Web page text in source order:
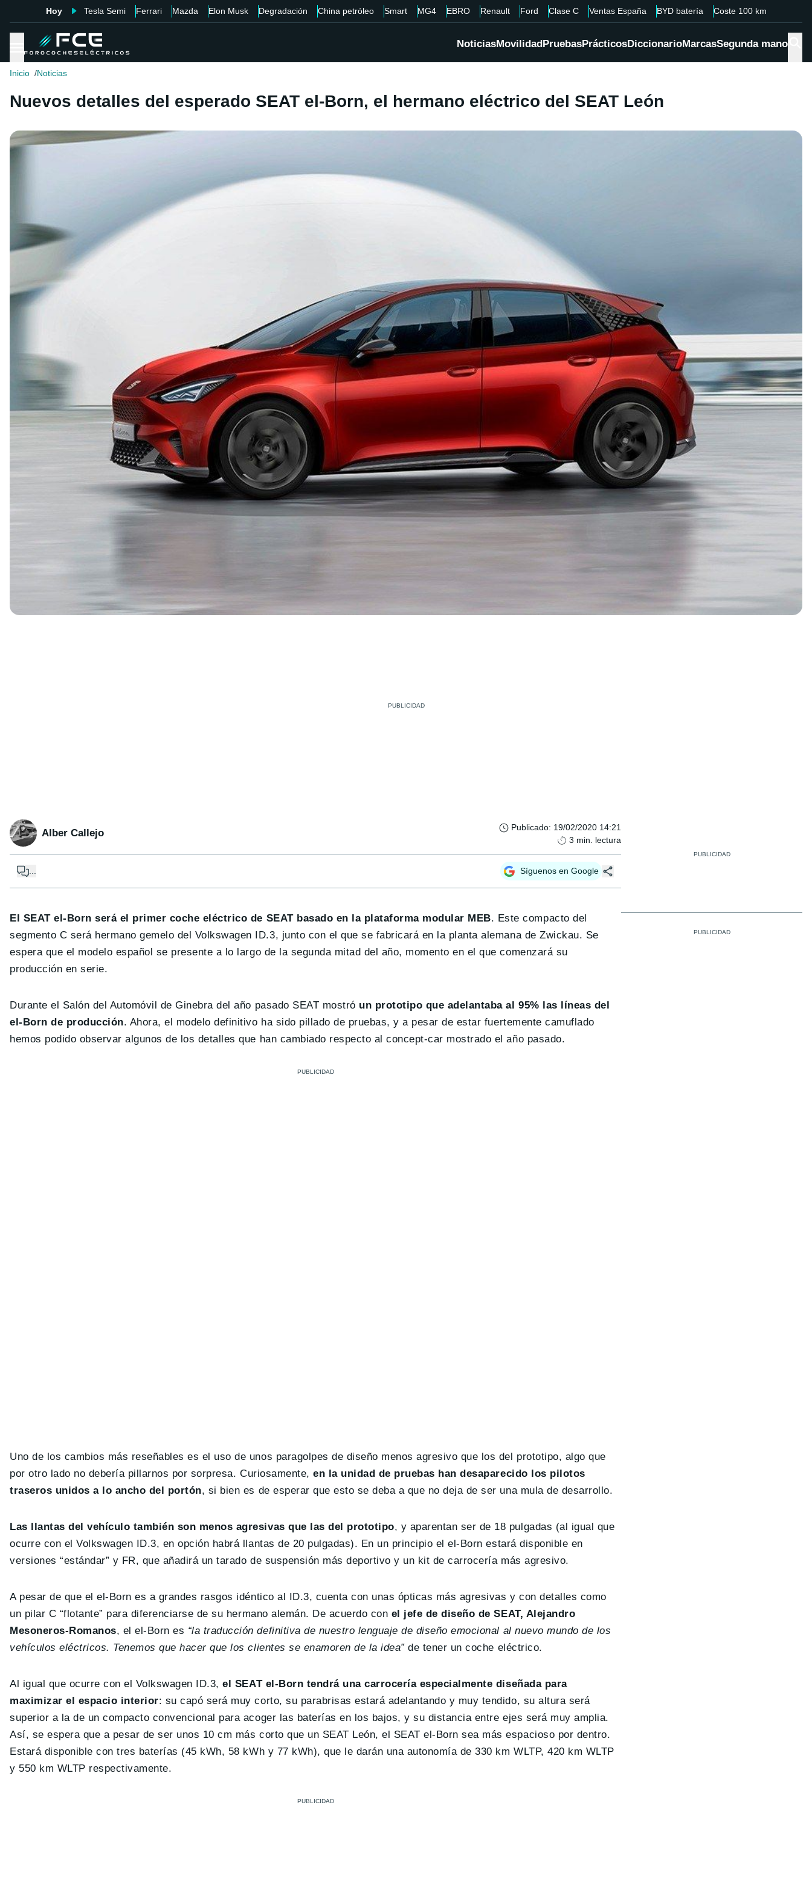
Hoy Tesla Semi Ferrari Mazda Elon Musk Degradación China petróleo Smart MG4 EBRO Renault Ford Clase C Ventas España BYD batería Coste 100 km
NoticiasMovilidadPruebasPrácticosDiccionarioMarcasSegunda mano
Inicio Noticias
Nuevos detalles del esperado SEAT el-Born, el hermano eléctrico del SEAT León
Alber Callejo Publicado: 19/02/2020 14:21
3 min. lectura
... Síguenos en Google
El SEAT el-Born será el primer coche eléctrico de SEAT basado en la plataforma modular MEB. Este compacto del
segmento C será hermano gemelo del Volkswagen ID.3, junto con el que se fabricará en la planta alemana de Zwickau. Se
espera que el modelo español se presente a lo largo de la segunda mitad del año, momento en el que comenzará su
producción en serie.
Durante el Salón del Automóvil de Ginebra del año pasado SEAT mostró un prototipo que adelantaba al 95% las líneas del
el-Born de producción. Ahora, el modelo definitivo ha sido pillado de pruebas, y a pesar de estar fuertemente camuflado
hemos podido observar algunos de los detalles que han cambiado respecto al concept-car mostrado el año pasado.
Uno de los cambios más reseñables es el uso de unos paragolpes de diseño menos agresivo que los del prototipo, algo que
por otro lado no debería pillarnos por sorpresa. Curiosamente,en la unidad de pruebas han desaparecido los pilotos
traseros unidos a lo ancho del portón, si bien es de esperar que esto se deba a que no deja de ser una mula de desarrollo.
Las llantas del vehículo también son menos agresivas que las del prototipo, y aparentan ser de 18 pulgadas (al igual que
ocurre con el Volkswagen ID.3, en opción habrá llantas de 20 pulgadas). En un principio el el-Born estará disponible en
versiones “estándar” y FR, que añadirá un tarado de suspensión más deportivo y un kit de carrocería más agresivo.
A pesar de que el el-Born es a grandes rasgos idéntico al ID.3, cuenta con unas ópticas más agresivas y con detalles como
un pilar C “flotante” para diferenciarse de su hermano alemán. De acuerdo con el jefe de diseño de SEAT, Alejandro
Mesoneros-Romanos, el el-Born es “la traducción definitiva de nuestro lenguaje de diseño emocional al nuevo mundo de los
vehículos eléctricos. Tenemos que hacer que los clientes se enamoren de la idea”de tener un coche eléctrico.
Al igual que ocurre con el Volkswagen ID.3,el SEAT el-Born tendrá una carrocería especialmente diseñada para
maximizar el espacio interior: su capó será muy corto, su parabrisas estará adelantando y muy tendido, su altura será
superior a la de un compacto convencional para acoger las baterías en los bajos, y su distancia entre ejes será muy amplia.
Así, se espera que a pesar de ser unos 10 cm más corto que un SEAT León, el SEAT el-Born sea más espacioso por dentro.
Estará disponible con tres baterías (45 kWh, 58 kWh y 77 kWh), que le darán una autonomía de 330 km WLTP, 420 km WLTP
y 550 km WLTP respectivamente.